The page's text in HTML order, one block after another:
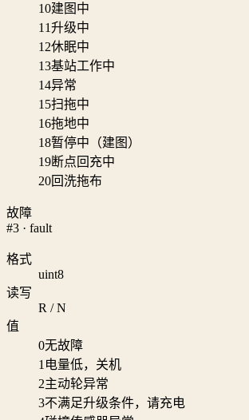
10建图中
11升级中
12休眠中
13基站工作中
14异常
15扫拖中
16拖地中
18暂停中（建图）
19断点回充中
20回洗拖布
故障
#3 · fault
格式
uint8
读写
R / N
值
0无故障
1 电量低，关机
2主动轮异常
3不满足升级条件，请充电